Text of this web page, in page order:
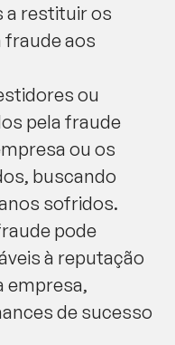
a restituir os
fraude aos
ou
pela fraude
ou os
buscando
sofridos.
pode
à reputação
empresa,
de sucesso